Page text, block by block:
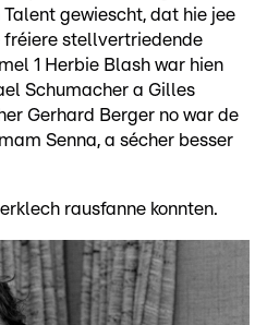
gewiescht, dat hie jee
fréiere stellvertriedende
1 Herbie Blash war hien
Schumacher a Gilles
Gerhard Berger no war de
Senna, a sécher besser
rausfanne konnten.